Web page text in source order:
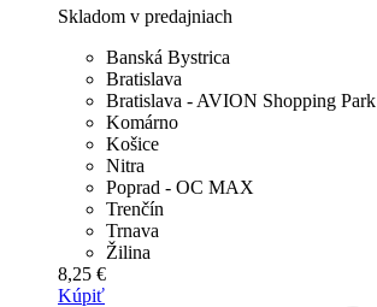
Skladom v predajniach
Banská Bystrica
Bratislava
Bratislava - AVION Shopping Park
Komárno
Košice
Nitra
Poprad - OC MAX
Trenčín
Trnava
Žilina
8,25 €
Kúpiť